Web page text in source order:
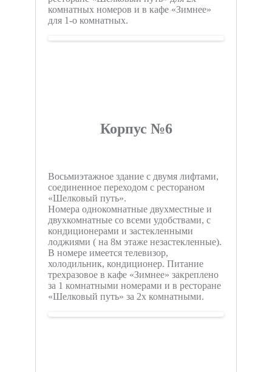
комнатных номеров и в кафе «Зимнее»
для 1-о комнатных.
Корпус №6
Восьмиэтажное здание с двумя лифтами,
соединенное переходом с рестораном
«Шелковый путь».
Номера однокомнатные двухместные и
двухкомнатные со всеми удобствами, с
кондиционерами и застекленными
лоджиями ( на 8м этаже незастекленные).
В номере имеется телевизор,
холодильник, кондиционер. Питание
трехразовое в кафе «Зимнее» закреплено
за 1 комнатными номерами и в ресторане
«Шелковый путь» за 2х комнатными.